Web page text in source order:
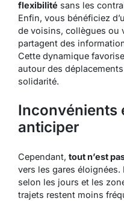
flexibilité sans les
Enfin, vous bénéficiez
de voisins, collègues ou
partagent des
Cette dynamique
autour des
solidarité.
Inconvénients
anticiper
Cependant, tout n’est
vers les gares éloignées.
selon les jours et les
trajets restent moins